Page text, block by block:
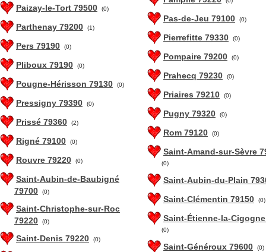
Paizay-le-Tort 79500 (0)
Parthenay 79200 (1)
Pers 79190 (0)
Pliboux 79190 (0)
Pougne-Hérisson 79130 (0)
Pressigny 79390 (0)
Prissé 79360 (2)
Rigné 79100 (0)
Rouvre 79220 (0)
Saint-Aubin-de-Baubigné
79700
(0)
Saint-Christophe-sur-Roc
79220
(0)
Saint-Denis 79220 (0)
Pas-de-Jeu 79100 (0)
Pierrefitte 79330 (0)
Pompaire 79200 (0)
Prahecq 79230 (0)
Priaires 79210 (0)
Pugny 79320 (0)
Rom 79120 (0)
Saint-Amand-sur-Sèvre
(0)
Saint-Aubin-du-Plain
Saint-Clémentin 79150
(0)
Saint-Étienne-la-Cigogne
(0)
Saint-Généroux 79600 (0)